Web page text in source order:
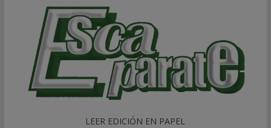
LEER EDICIÓN EN PAPEL